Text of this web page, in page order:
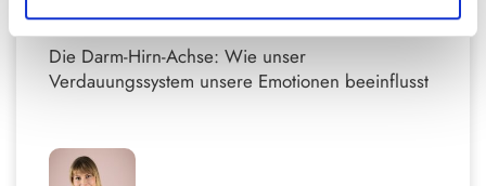
Die Darm-Hirn-Achse: Wie unser
Verdauungssystem unsere Emotionen beeinflusst